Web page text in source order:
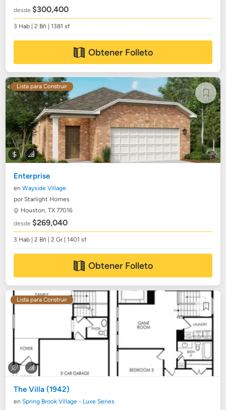
desde$300,400
3 Hab | 2 Bñ | 1381 sf
Obtener Folleto
Lista para Construir
Enterprise
enWayside Village
por Starlight Homes
Houston, TX 77016
desde$269,040
3 Hab | 2 Bñ | 2 Gr | 1401 sf
Obtener Folleto
Lista para Construir
The Villa (1942)
enSpring Brook Village - Luxe Series